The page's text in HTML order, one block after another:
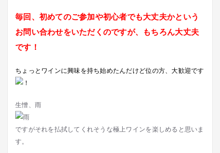
毎回、初めてのご参加や初心者でも大丈夫かという
お問い合わせをいただくのですが、もちろん大丈夫
です！
ちょっとワインに興味を持ち始めたんだけど位の方、大歓迎です
生憎、雨
ですがそれを払拭してくれそうな極上ワインを楽しめると思いま
す。